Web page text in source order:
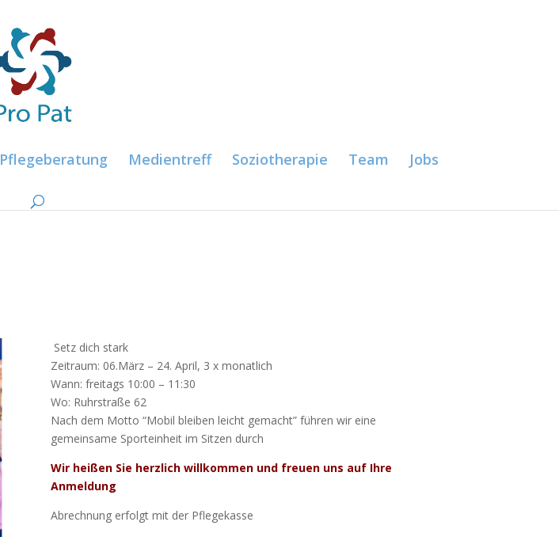
Pflegeberatung Medientreff Soziotherapie Team Jobs
Setz dich stark
Zeitraum: 06.März – 24. April, 3 x monatlich
Wann: freitags 10:00 – 11:30
Wo: Ruhrstraße 62
Nach dem Motto “Mobil bleiben leicht gemacht” führen wir eine
gemeinsame Sporteinheit im Sitzen durch
Wir heißen Sie herzlich willkommen und freuen uns auf Ihre
Anmeldung
Abrechnung erfolgt mit der Pflegekasse